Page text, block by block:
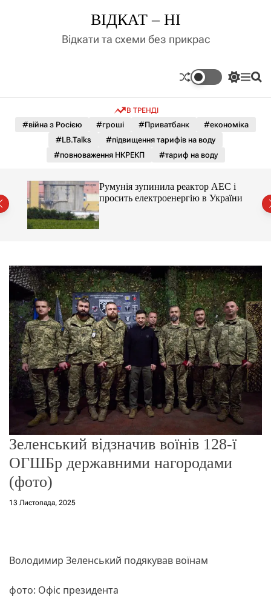
д
у
ВІДКАТ – НІ
Відкати та схеми без прикрас
П
м
к
а
о
л
ь
г
о
р
е
ж
и
м
у
М П
В ТРЕНДІ
#війна з Росією #гроші #Приватбанк
#економіка
#LB.Talks
#підвищення тарифів на воду
#повноваження НКРЕКП
#тариф на воду
Румунія зупинила реактор АЕС і
просить електроенергію в України
Зеленський відзначив воїнів 128-ї
ОГШБр державними нагородами
(фото)
13 Листопада, 2025
Володимир Зеленський подякував воїнам
фото: Офіс президента